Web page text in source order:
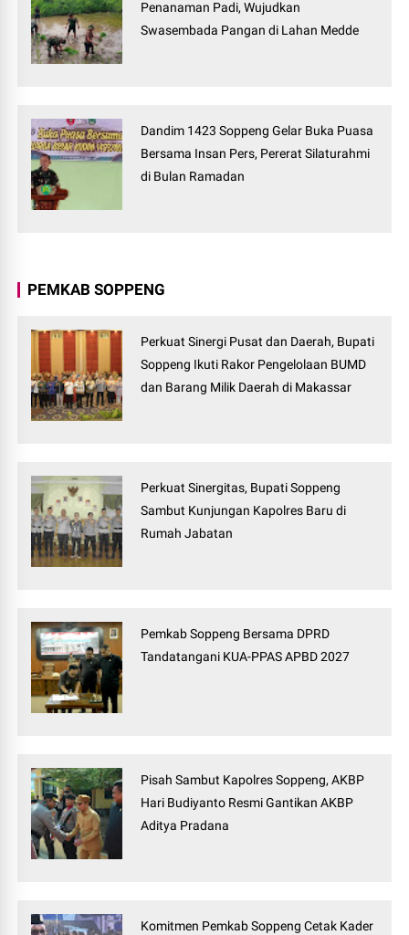
Penanaman Padi, Wujudkan
Swasembada Pangan di Lahan Medde
Dandim 1423 Soppeng Gelar Buka Puasa
Bersama Insan Pers, Pererat Silaturahmi
di Bulan Ramadan
PEMKAB SOPPENG
Perkuat Sinergi Pusat dan Daerah, Bupati
Soppeng Ikuti Rakor Pengelolaan BUMD
dan Barang Milik Daerah di Makassar
Perkuat Sinergitas, Bupati Soppeng
Sambut Kunjungan Kapolres Baru di
Rumah Jabatan
Pemkab Soppeng Bersama DPRD
Tandatangani KUA-PPAS APBD 2027
Pisah Sambut Kapolres Soppeng, AKBP
Hari Budiyanto Resmi Gantikan AKBP
Aditya Pradana
Komitmen Pemkab Soppeng Cetak Kader